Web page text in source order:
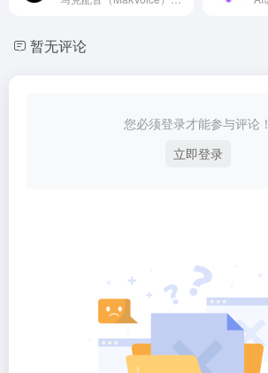
暂无评论
您必须登录才能参与评论！
立即登录